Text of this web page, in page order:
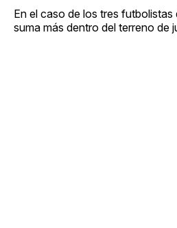
En el caso de los tres futbolistas
suma más dentro del terreno de